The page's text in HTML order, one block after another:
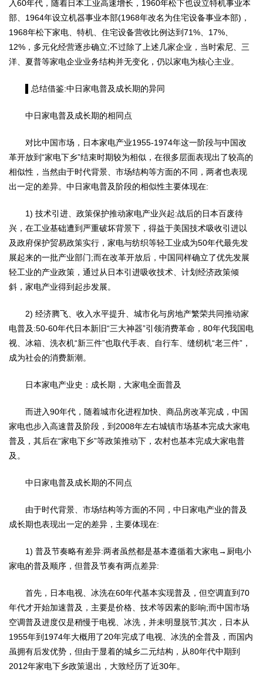
入60年代，随着日本工业高速增长，1960年松下也设立特机事业本
部、1964年设立机器事业本部(1968年改名为住宅设备事业本部)，
1968年松下家电、特机、住宅设备营收比例达到71%、17%、
12%，多元化经营逐步确立;不过除了上述几家企业，当时索尼、三
洋、夏普等家电企业业务结构并无变化，仍以家电为核心主业。
▌总结借鉴:中日家电普及成长期的异同
中日家电普及成长期的相同点
对比中国市场，日本家电产业1955-1974年这一阶段与中国改
革开放到“家电下乡”结束时期较为相似，在很多层面表现出了较高的
相似性，当然由于时代背景、市场结构等方面的不同，两者也表现
出一定的差异。中日家电普及阶段的相似性主要体现在:
1) 技术引进、政策保护推动家电产业兴起:战后的日本百废待
兴，在工业基础遭到严重破坏背景下，得益于美国技术吸收引进以
及政府保护贸易政策实行，家电与纺织等轻工业成为50年代最先发
展起来的一批产业部门;而在改革开放后，中国同样确立了优先发展
轻工业的产业政策，通过从日本引进吸收技术、计划经济政策倾
斜，家电产业得到起步发展。
2) 经济腾飞、收入水平提升、城市化与房地产繁荣共同推动家
电普及:50-60年代日本新旧“三大神器”引领消费革命，80年代我国电
视、冰箱、洗衣机“新三件”也取代手表、自行车、缝纫机“老三件”，
成为社会的消费新潮。
日本家电产业史：成长期，大家电全面普及
而进入90年代，随着城市化进程加快、商品房改革完成，中国
家电也步入高速普及阶段，到2008年左右城镇市场基本完成大家电
普及，其后在“家电下乡”等政策推动下，农村也基本完成大家电普
及。
中日家电普及成长期的不同点
由于时代背景、市场结构等方面的不同，中日家电产业的普及
成长期也表现出一定的差异，主要体现在:
1) 普及节奏略有差异:两者虽然都是基本遵循着大家电→厨电小
家电的普及顺序，但普及节奏有两点差异:
首先，日本电视、冰洗在60年代基本实现普及，但空调直到70
年代才开始加速普及，主要是价格、技术等因素的影响;而中国市场
空调普及进度仅是稍慢于电视、冰洗，并未明显脱节;其次，日本从
1955年到1974年大概用了20年完成了电视、冰洗的全普及，而国内
虽拥有后发优势，但由于显着的城乡二元结构，从80年代中期到
2012年家电下乡政策退出，大致经历了近30年。